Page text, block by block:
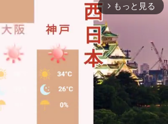
arrow_forward_ios もっと見る